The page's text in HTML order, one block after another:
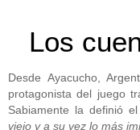
Los
Desde Ayacucho,
protagonista del juego
Sabiamente la definió
viejo y a su vez lo más